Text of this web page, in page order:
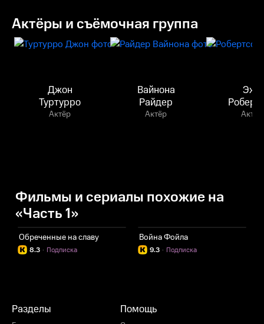
Актёры и съёмочная группа
Джон
Туртурро
Актёр
Вайнона
Райдер
Актёр
Эжи
Актёр
Фильмы и сериалы похожие на
«Часть 1»
Обреченные на славу
8.3 Подписка
·
Война Фойла
9.3 Подписка
·
Разделы Помощь